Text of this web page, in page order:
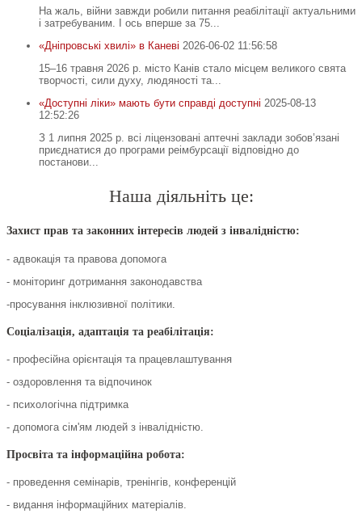
На жаль, війни завжди робили питання реабілітації актуальними
і затребуваним. І ось вперше за 75...
«Дніпровські хвилі» в Каневі 2026-06-02 11:56:58
15–16 травня 2026 р. місто Канів стало місцем великого свята
творчості, сили духу, людяності та...
«Доступні ліки» мають бути справді доступні 2025-08-13
12:52:26
З 1 липня 2025 р. всі ліцензовані аптечні заклади зобов’язані
приєднатися до програми реімбурсації відповідно до
постанови...
Наша діяльніть це:
Захист прав та законних інтересів людей з інвалідністю:
- адвокація та правова допомога
- моніторинг дотримання законодавства
-просування інклюзивної політики.
Соціалізація, адаптація та реабілітація:
- професійна орієнтація та працевлаштування
- оздоровлення та відпочинок
- психологічна підтримка
- допомога сім'ям людей з інвалідністю.
Просвіта та інформаційна робота:
- проведення семінарів, тренінгів, конференцій
- видання інформаційних матеріалів.